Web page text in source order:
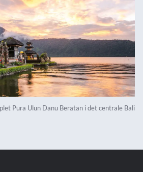
Pura Ulun Danu Beratan i det centrale Bali